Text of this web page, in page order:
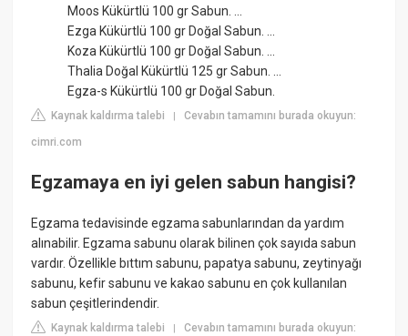
Moos Kükürtlü 100 gr Sabun. ...
Ezga Kükürtlü 100 gr Doğal Sabun. ...
Koza Kükürtlü 100 gr Doğal Sabun. ...
Thalia Doğal Kükürtlü 125 gr Sabun. ...
Egza-s Kükürtlü 100 gr Doğal Sabun.
Kaynak kaldırma talebi |Cevabın tamamını burada okuyun:
cimri.com
Egzamaya en iyi gelen sabun hangisi?
Egzama tedavisinde egzama sabunlarından da yardım
alınabilir. Egzama sabunu olarak bilinen çok sayıda sabun
vardır. Özellikle bıttım sabunu, papatya sabunu, zeytinyağı
sabunu, kefir sabunu ve kakao sabunu en çok kullanılan
sabun çeşitlerindendir.
Kaynak kaldırma talebi |Cevabın tamamını burada okuyun: